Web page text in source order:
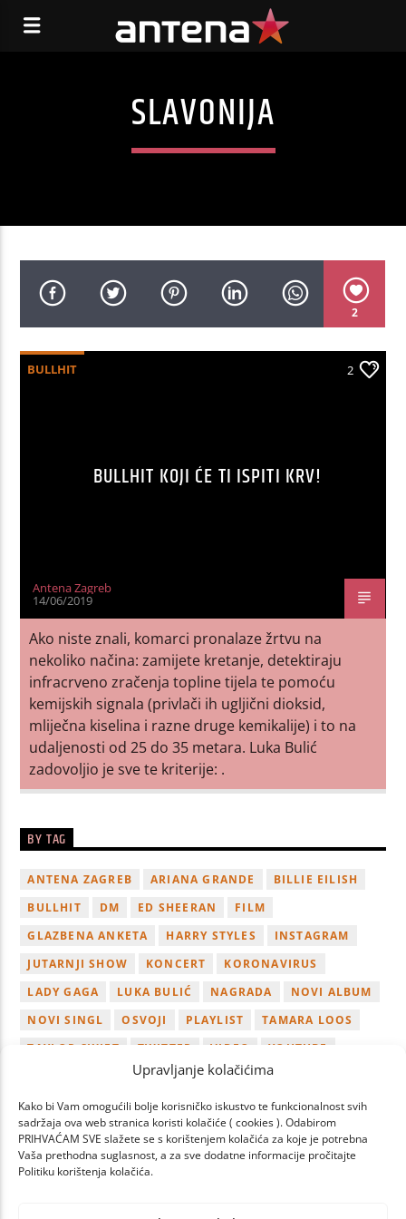
Upravljanje kolačićima
Kako bi Vam omogućili bolje korisničko iskustvo te funkcionalnost svih
sadržaja ova web stranica koristi kolačiće ( cookies ). Odabirom
PRIHVAĆAM SVE slažete se s korištenjem kolačića za koje je potrebna
Vaša prethodna suglasnost, a za sve dodatne informacije pročitajte
Politiku korištenja kolačića.
SLAVONIJA
2
BULLHIT 2
BULLHIT KOJI ĆE TI ISPITI KRV!
Antena Zagreb
14/06/2019
Ako niste znali, komarci pronalaze žrtvu na
nekoliko načina: zamijete kretanje, detektiraju
infracrveno zračenja topline tijela te pomoću
kemijskih signala (privlači ih ugljični dioksid,
mliječna kiselina i razne druge kemikalije) i to na
udaljenosti od 25 do 35 metara. Luka Bulić
zadovoljio je sve te kriterije: .
BY TAG
ANTENA ZAGREB ARIANA GRANDE
BILLIE EILISH
BULLHIT
DM ED SHEERAN
FILM
GLAZBENA ANKETA
HARRY STYLES
INSTAGRAM
JUTARNJI SHOW
KONCERT
KORONAVIRUS
LADY GAGA
LUKA BULIĆ NAGRADA
NOVI ALBUM
NOVI SINGL
OSVOJI PLAYLIST
TAMARA LOOS
TAYLOR SWIFT
TWITTER VIDEO
YOUTUBE